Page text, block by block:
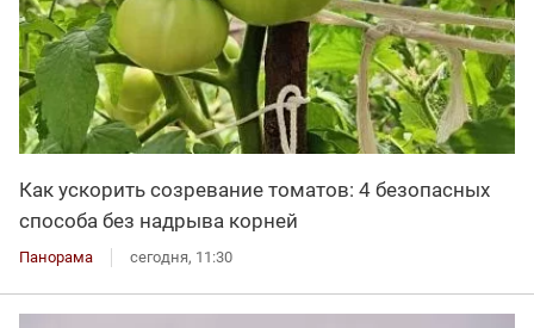
Как ускорить созревание томатов: 4 безопасных
способа без надрыва корней
Панорама сегодня, 11:30